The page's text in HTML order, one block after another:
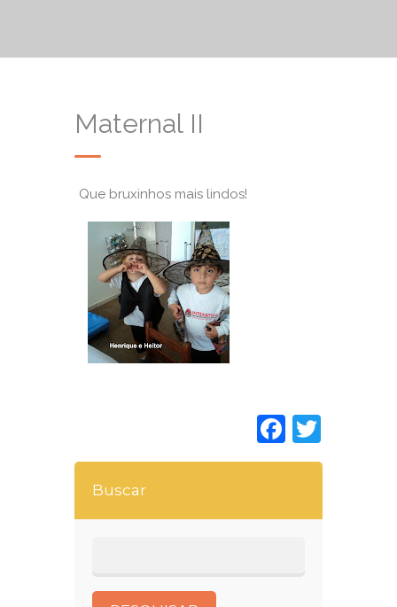
Maternal II
Que bruxinhos mais lindos!
Buscar